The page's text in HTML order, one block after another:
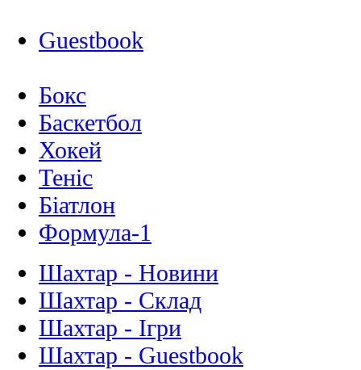
Guestbook
Бокс
Баскетбол
Хокей
Теніс
Біатлон
Формула-1
Шахтар - Новини
Шахтар - Склад
Шахтар - Ігри
Шахтар - Guestbook